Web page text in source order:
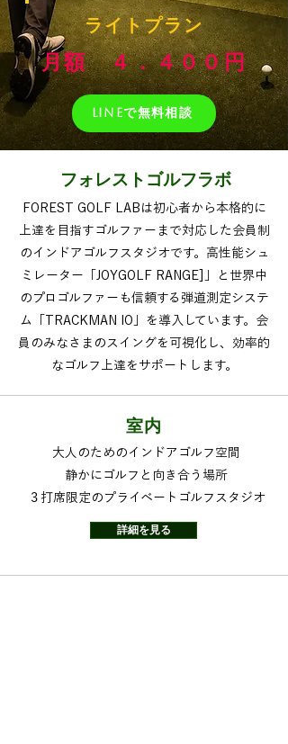
ライトプラン
月額 ４．４００円
LINEで無料相談
フォレストゴルフラボ
FOREST GOLF LAB は初心者から本格的に
上達を目指すゴルファーまで対応した会員制
のインドアゴルフスタジオです。高性能シュ
ミレーター「JOYGOLF RANGE]」と世界中
のプロゴルファーも信頼する弾道測定システ
ム「TRACKMAN IO」を導入しています。会
員のみなさまのスイングを可視化し、効率的
なゴルフ上達をサポートします。​
​室内
大人のためのインドアゴルフ空間
​静かにゴルフと向き合う場所
​３打席限定のプライベートゴルフスタジオ​
詳細を見る